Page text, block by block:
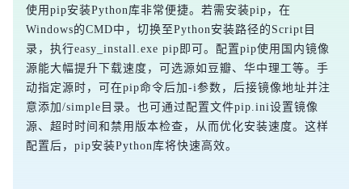
使用pip安装Python库非常便捷。若需安装pip，在
Windows的CMD中，切换至Python安装路径的Script目
录，执行easy_install.exe pip即可。配置pip使用国内镜像
源能大幅提升下载速度，可选源如豆瓣、华中理工等。手
动指定源时，可在pip命令后加-i参数，后接镜像地址并注
意添加/simple目录。也可通过配置文件pip.ini设置镜像
源、超时时间和禁用版本检查，从而优化安装速度。这样
配置后，pip安装Python库将快速高效。